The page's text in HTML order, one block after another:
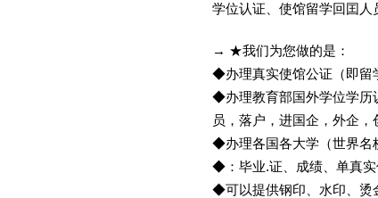
学位认证、使馆留学回囯人
→ ★我们为您做的是：
◆办理真实使馆公证（即留
◆办理教育部国外学位学历
员，落户，进国企，外企
◆办理各国各大学（世界
◆：毕业.证、成绩、单真实
◆可以提供钢印、水印、烫